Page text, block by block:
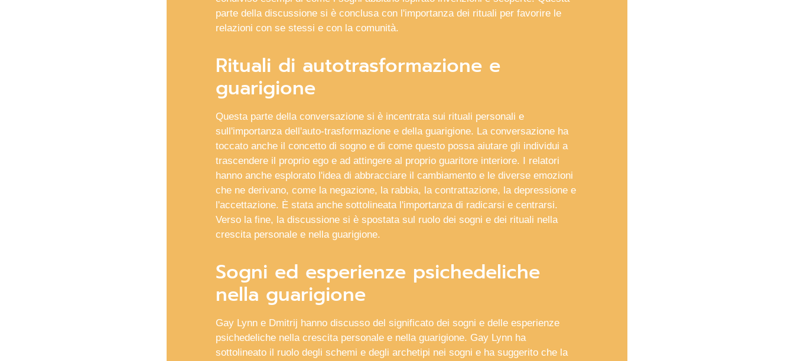
parte della discussione si è conclusa con l'importanza dei rituali per favorire le
relazioni con se stessi e con la comunità.
Rituali di autotrasformazione e
guarigione
Questa parte della conversazione si è incentrata sui rituali personali e
sull'importanza dell'auto-trasformazione e della guarigione. La conversazione ha
toccato anche il concetto di sogno e di come questo possa aiutare gli individui a
trascendere il proprio ego e ad attingere al proprio guaritore interiore. I relatori
hanno anche esplorato l'idea di abbracciare il cambiamento e le diverse emozioni
che ne derivano, come la negazione, la rabbia, la contrattazione, la depressione e
l'accettazione. È stata anche sottolineata l'importanza di radicarsi e centrarsi.
Verso la fine, la discussione si è spostata sul ruolo dei sogni e dei rituali nella
crescita personale e nella guarigione.
Sogni ed esperienze psichedeliche
nella guarigione
Gay Lynn e Dmitrij hanno discusso del significato dei sogni e delle esperienze
psichedeliche nella crescita personale e nella guarigione. Gay Lynn ha
sottolineato il ruolo degli schemi e degli archetipi nei sogni e ha suggerito che la